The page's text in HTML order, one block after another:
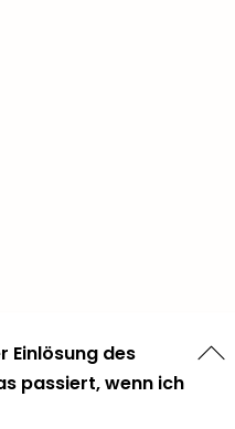
Einlösung des
passiert, wenn ich